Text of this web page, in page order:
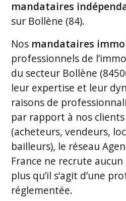
mandataires
sur Bollène (84).
Nos mandataires
professionnels de
du secteur Bollène
leur expertise et leur
raisons de
par rapport à nos
(acheteurs, vendeurs,
bailleurs), le réseau
France ne recrute
plus qu’il s‘agit d’une
réglementée.